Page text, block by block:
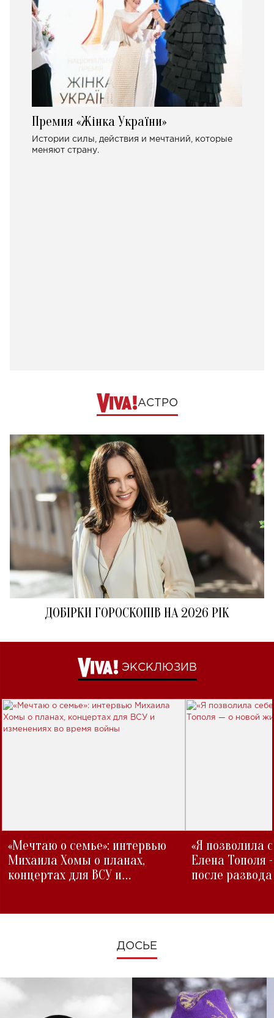
Премия «Жінка України»
Истории силы, действия и мечтаний, которые
меняют страну.
АСТРО
ДОБІРКИ ГОРОСКОПІВ НА 2026 РІК
ЭКСКЛЮЗИВ
«Мечтаю о семье»: интервью
Михаила Хомы о планах,
концертах для ВСУ и
«Я позволила
Елена Тополя
после развода
ДОСЬЕ